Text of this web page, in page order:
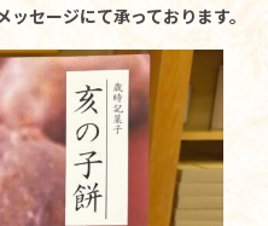
ッセージにて承っております。